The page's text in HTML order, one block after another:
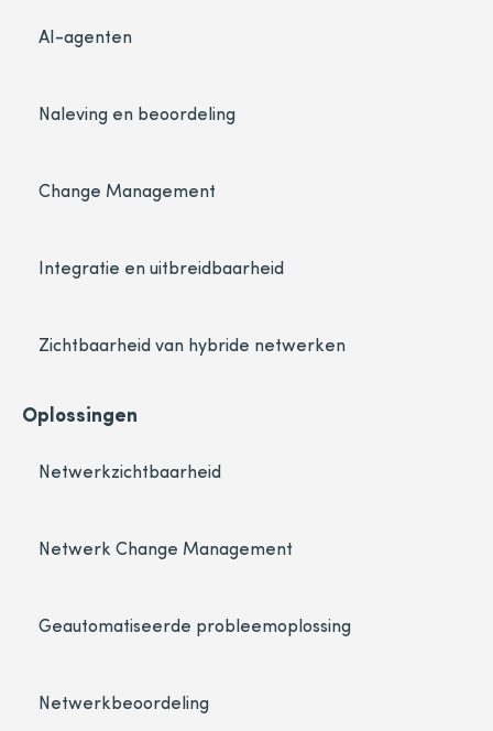
AI-agenten
Naleving en beoordeling
Change Management
Integratie en uitbreidbaarheid
Zichtbaarheid van hybride netwerken
Oplossingen
Netwerkzichtbaarheid
Netwerk Change Management
Geautomatiseerde probleemoplossing
Netwerkbeoordeling